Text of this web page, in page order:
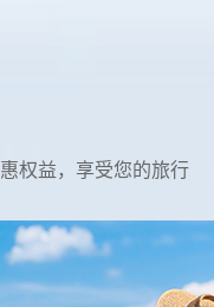
权益，享受您的旅行